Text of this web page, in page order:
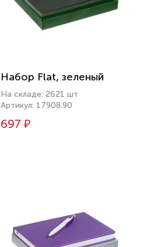
Набор Flat, зеленый
На складе: 2621 шт
Артикул: 17908.90
697 ₽